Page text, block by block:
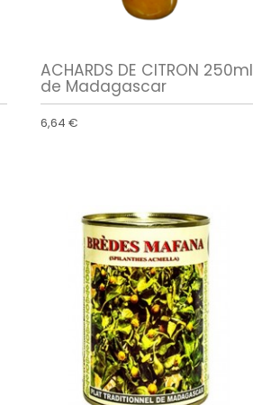
ACHARDS DE CITRON 250ml
de Madagascar
6,64 €